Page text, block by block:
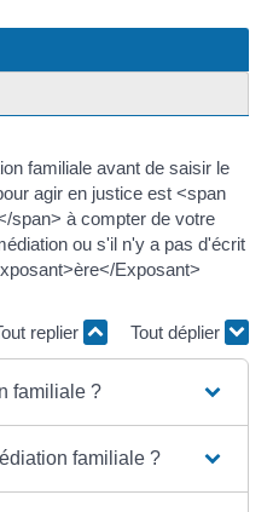
familiale avant de saisir le
agir en justice est <span
span> à compter de votre
ou s'il n'y a pas d'écrit
Exposant>
replier
Tout déplier
familiale ?
familiale ?